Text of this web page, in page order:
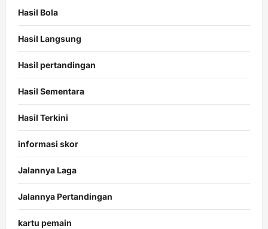
Hasil Bola
Hasil Langsung
Hasil pertandingan
Hasil Sementara
Hasil Terkini
informasi skor
Jalannya Laga
Jalannya Pertandingan
kartu pemain